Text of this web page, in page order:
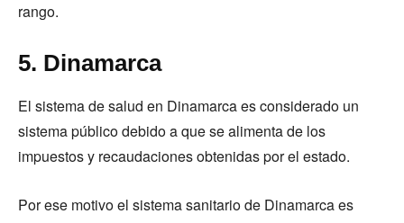
rango.
5. Dinamarca
El sistema de salud en Dinamarca es considerado un
sistema público debido a que se alimenta de los
impuestos y recaudaciones obtenidas por el estado.
Por ese motivo el sistema sanitario de Dinamarca es